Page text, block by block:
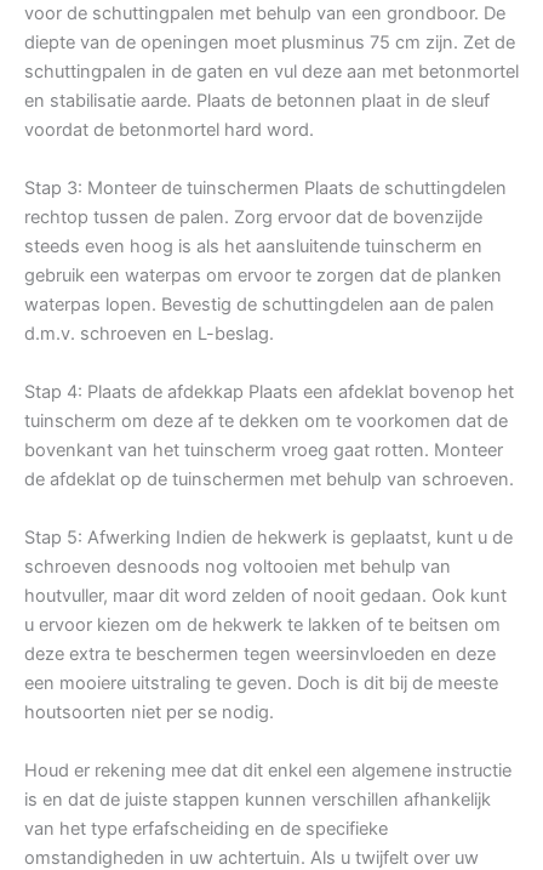
voor de schuttingpalen met behulp van een grondboor. De
diepte van de openingen moet plusminus 75 cm zijn. Zet de
schuttingpalen in de gaten en vul deze aan met betonmortel
en stabilisatie aarde. Plaats de betonnen plaat in de sleuf
voordat de betonmortel hard word.
Stap 3: Monteer de tuinschermen Plaats de schuttingdelen
rechtop tussen de palen. Zorg ervoor dat de bovenzijde
steeds even hoog is als het aansluitende tuinscherm en
gebruik een waterpas om ervoor te zorgen dat de planken
waterpas lopen. Bevestig de schuttingdelen aan de palen
d.m.v. schroeven en L-beslag.
Stap 4: Plaats de afdekkap Plaats een afdeklat bovenop het
tuinscherm om deze af te dekken om te voorkomen dat de
bovenkant van het tuinscherm vroeg gaat rotten. Monteer
de afdeklat op de tuinschermen met behulp van schroeven.
Stap 5: Afwerking Indien de hekwerk is geplaatst, kunt u de
schroeven desnoods nog voltooien met behulp van
houtvuller, maar dit word zelden of nooit gedaan. Ook kunt
u ervoor kiezen om de hekwerk te lakken of te beitsen om
deze extra te beschermen tegen weersinvloeden en deze
een mooiere uitstraling te geven. Doch is dit bij de meeste
houtsoorten niet per se nodig.
Houd er rekening mee dat dit enkel een algemene instructie
is en dat de juiste stappen kunnen verschillen afhankelijk
van het type erfafscheiding en de specifieke
omstandigheden in uw achtertuin. Als u twijfelt over uw